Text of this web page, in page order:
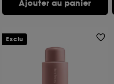
Ajouter au panier
Exclu